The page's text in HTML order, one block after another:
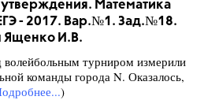
утверждения. Математика
- 2017. Вар.№1. Зад.№18.
Ященко И.В.
турниром измерили
команды города N. Оказалось,
)